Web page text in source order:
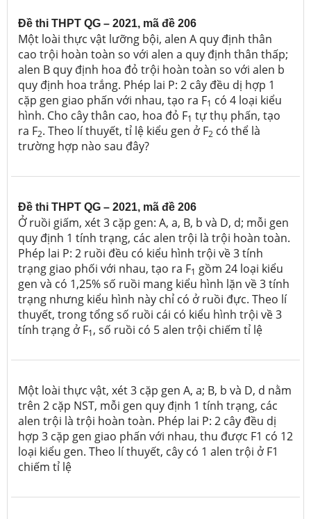
Đề thi THPT QG – 2021, mã đề 206
Một loài thực vật lưỡng bội, alen A quy định thân
cao trội hoàn toàn so với alen a quy định thân thấp;
alen B quy định hoa đỏ trội hoàn toàn so với alen b
quy định hoa trắng. Phép lai P: 2 cây đều dị hợp 1
cặp gen giao phấn với nhau, tạo ra F1 có 4 loại kiểu
hình. Cho cây thân cao, hoa đỏ F1 tự thụ phấn, tạo
ra F2. Theo lí thuyết, tỉ lệ kiểu gen ở F2 có thể là
trường hợp nào sau đây?
Đề thi THPT QG – 2021, mã đề 206
Ở ruồi giấm, xét 3 cặp gen: A, a, B, b và D, d; mỗi gen
quy định 1 tính trạng, các alen trội là trội hoàn toàn.
Phép lai P: 2 ruồi đều có kiểu hình trội về 3 tính
trạng giao phối với nhau, tạo ra F1 gồm 24 loại kiểu
gen và có 1,25%số ruồi mang kiểu hình lặn về 3 tính
trạng nhưng kiểu hình này chỉ có ở ruồi đực. Theo lí
thuyết, trong tổng số ruồi cái có kiểu hình trội về 3
tính trạng ở F1, số ruồi có 5 alen trội chiếm tỉ lệ
Một loài thực vật, xét 3 cặp gen A, a; B, b và D, d nằm
trên 2 cặp NST, mỗi gen quy định 1 tính trạng, các
alen trội là trội hoàn toàn. Phép lai P: 2 cây đều dị
hợp 3 cặp gen giao phấn với nhau, thu được F1 có 12
loại kiểu gen. Theo lí thuyết, cây có 1 alen trội ở F1
chiếm tỉ lệ